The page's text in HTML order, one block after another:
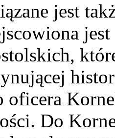
jest
oficera
Do